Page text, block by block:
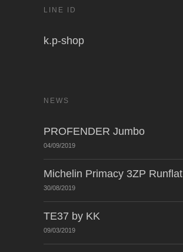
LINE ID
k.p-shop
NEWS
PROFENDER Jumbo
04/09/2019
Michelin Primacy 3ZP Runflat
30/08/2019
TE37 by KK
09/03/2019